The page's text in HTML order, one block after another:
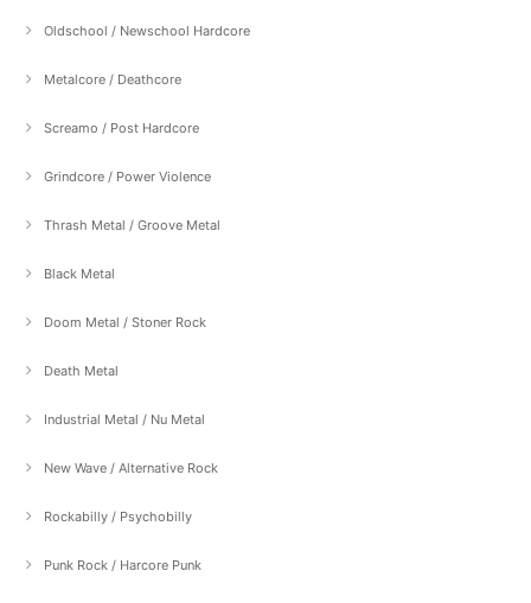
Oldschool / Newschool Hardcore
Metalcore / Deathcore
Screamo / Post Hardcore
Grindcore / Power Violence
Thrash Metal / Groove Metal
Black Metal
Doom Metal / Stoner Rock
Death Metal
Industrial Metal / Nu Metal
New Wave / Alternative Rock
Rockabilly / Psychobilly
Punk Rock / Harcore Punk